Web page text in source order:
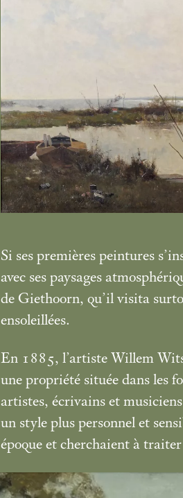
Si ses premières peintures
avec ses paysages
de Giethoorn, qu’il visita
ensoleillées.
En 1885, l’artiste Willem
une propriété située dans les
artistes, écrivains et
un style plus personnel et
époque et cherchaient à